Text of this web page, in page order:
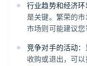
行业趋势和经济环
是关键。繁荣的
市场则可能建议您
竞争对手的活动：
收购或退出，可